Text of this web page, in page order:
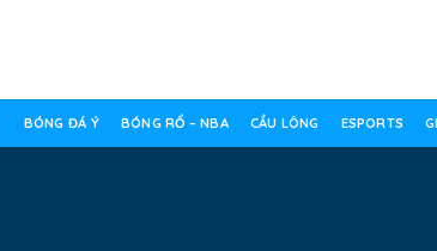
BÓNG ĐÁ Ý BÓNG RỔ – NBA CẦU LÔNG ESPORTS